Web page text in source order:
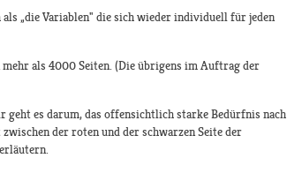
als „die Variablen" die sich wieder individuell für jeden
als 4000 Seiten. (Die übrigens im Auftrag der
geht es darum, das offensichtlich starke Bedürfnis nach
der roten und der schwarzen Seite der